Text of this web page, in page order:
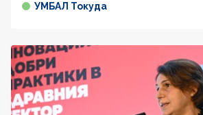
УМБАЛ Токуда